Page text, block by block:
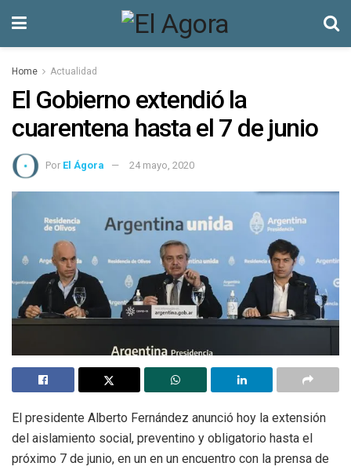
Home Actualidad
El Gobierno extendió la
cuarentena hasta el 7 de junio
Por El Ágora 24 mayo, 2020
El presidente Alberto Fernández anunció hoy la extensión
del aislamiento social, preventino y obligatorio hasta el
próximo 7 de junio, en un en un encuentro con la prensa de